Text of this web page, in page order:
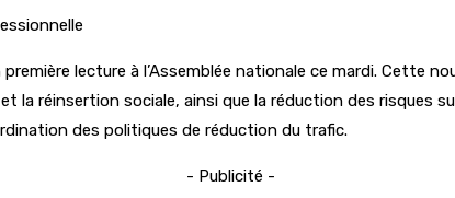
lecture à l’Assemblée nationale ce mardi. Cette
réinsertion sociale, ainsi que la réduction des risques
des politiques de réduction du trafic.
- Publicité -